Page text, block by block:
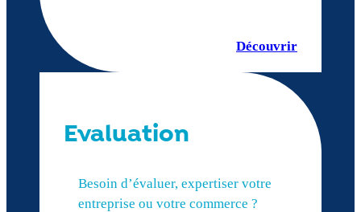
Découvrir
Evaluation
Besoin d’évaluer, expertiser votre
entreprise ou votre commerce ?